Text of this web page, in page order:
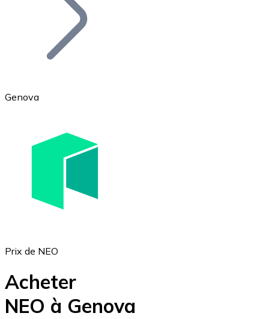
Ethereum
Genova
Prix de NEO
Acheter
NEO à Genova